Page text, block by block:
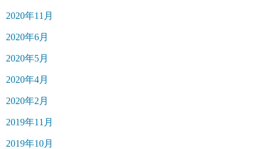
2020年11月
2020年6月
2020年5月
2020年4月
2020年2月
2019年11月
2019年10月